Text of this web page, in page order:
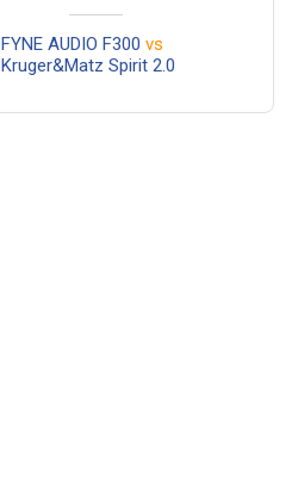
FYNE AUDIO F300 vs
Kruger&Matz Spirit 2.0